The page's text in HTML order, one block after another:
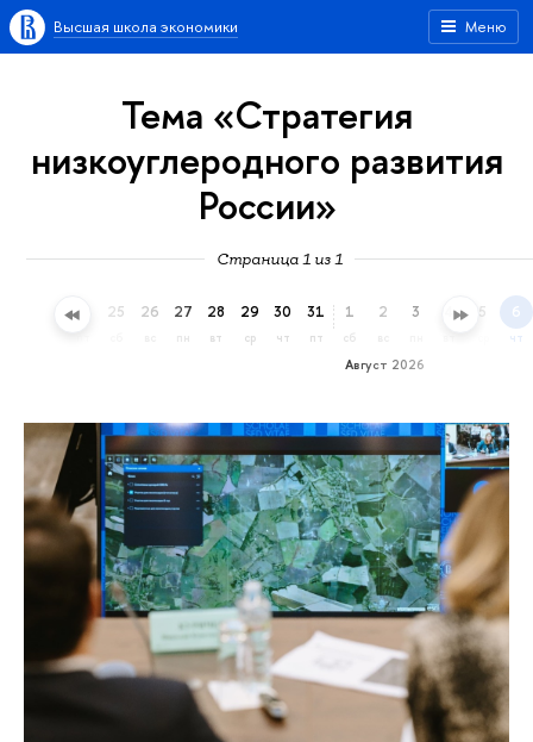
Меню
Высшая школа экономики
Тема «Стратегия
низкоуглеродного развития
России»
Страница 1 из 1
24 25 26 27
пн
28
вт
29
ср
30
чт
31
пт
Август 2026
1
сб
2 3 4 5 6
чт